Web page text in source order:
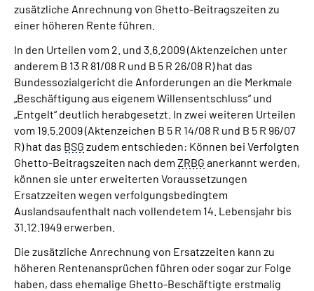
zusätzliche Anrechnung von Ghetto-Beitragszeiten zu
einer höheren Rente führen.
In den Urteilen vom 2. und 3.6.2009 (Aktenzeichen unter
anderem B 13 R 81/08 R und B 5 R 26/08 R) hat das
Bundessozialgericht die Anforderungen an die Merkmale
„Beschäftigung aus eigenem Willensentschluss“ und
„Entgelt“ deutlich herabgesetzt. In zwei weiteren Urteilen
vom 19.5.2009 (Aktenzeichen B 5 R 14/08 R und B 5 R 96/07
R) hat das BSG zudem entschieden: Können bei Verfolgten
Ghetto-Beitragszeiten nach dem ZRBG anerkannt werden,
können sie unter erweiterten Voraussetzungen
Ersatzzeiten wegen verfolgungsbedingtem
Auslandsaufenthalt nach vollendetem 14. Lebensjahr bis
31.12.1949 erwerben.
Die zusätzliche Anrechnung von Ersatzzeiten kann zu
höheren Rentenansprüchen führen oder sogar zur Folge
haben, dass ehemalige Ghetto-Beschäftigte erstmalig